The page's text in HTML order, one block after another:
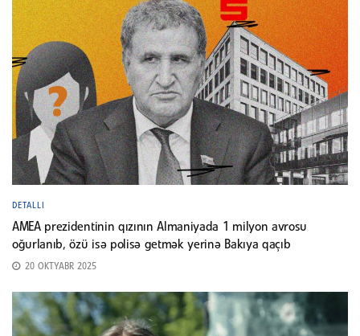
DETALLI
AMEA prezidentinin qızının Almaniyada 1 milyon avrosu
oğurlanıb, özü isə polisə getmək yerinə Bakıya qaçıb
20 OKTYABR 2025